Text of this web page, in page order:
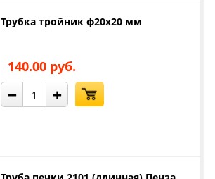
Трубка тройник ф20х20 мм
140.00 руб.
− +